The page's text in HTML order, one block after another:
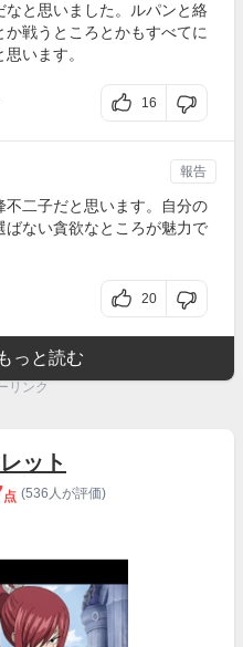
と思いました。ルパンと絡
戦うところとかもすべてに
います。
16
二子だと思います。自分の
ない貪欲なところが魅力で
20
報告
っと読む
リンク
ット
点 (536人が評価)